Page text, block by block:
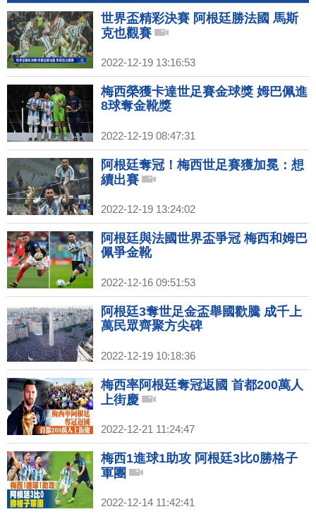
世界盃精彩決賽 阿根廷勝法國 馬斯
克也觀賽
2022-12-19 13:16:53
梅西榮獲卡達世足賽金球獎 姆巴佩進
8球奪金靴獎
2022-12-19 08:47:31
阿根廷奪冠！梅西世足賽獲加冕：想
續出賽
2022-12-19 13:24:02
阿根廷與法國世界盃爭冠 梅西和姆巴
佩爭金靴
2022-12-16 09:51:53
阿根廷3奪世足金盃舉國歡騰 成千上
萬民眾齊聚方尖碑
2022-12-19 10:18:36
梅西率阿根廷奪冠返國 首都200萬人
上街慶
2022-12-21 11:24:47
梅西1進球1助攻 阿根廷3比0勝格子
軍團
2022-12-14 11:42:41